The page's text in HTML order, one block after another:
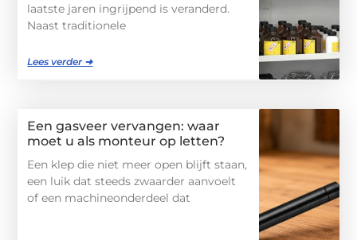
laatste jaren ingrijpend is veranderd.
Naast traditionele
Lees verder ➜
Een gasveer vervangen: waar
moet u als monteur op letten?
Een klep die niet meer open blijft staan,
een luik dat steeds zwaarder aanvoelt
of een machineonderdeel dat